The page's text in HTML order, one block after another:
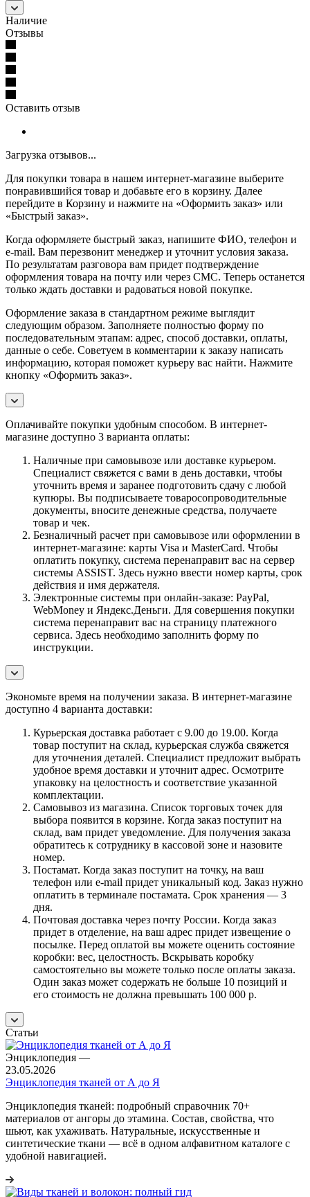
Наличие
Отзывы
Оставить отзыв
Загрузка отзывов...
Для покупки товара в нашем интернет-магазине выберите
понравившийся товар и добавьте его в корзину. Далее
перейдите в Корзину и нажмите на «Оформить заказ» или
«Быстрый заказ».
Когда оформляете быстрый заказ, напишите ФИО, телефон и
e-mail. Вам перезвонит менеджер и уточнит условия заказа.
По результатам разговора вам придет подтверждение
оформления товара на почту или через СМС. Теперь останется
только ждать доставки и радоваться новой покупке.
Оформление заказа в стандартном режиме выглядит
следующим образом. Заполняете полностью форму по
последовательным этапам: адрес, способ доставки, оплаты,
данные о себе. Советуем в комментарии к заказу написать
информацию, которая поможет курьеру вас найти. Нажмите
кнопку «Оформить заказ».
Оплачивайте покупки удобным способом. В интернет-
магазине доступно 3 варианта оплаты:
Наличные при самовывозе или доставке курьером.
Специалист свяжется с вами в день доставки, чтобы
уточнить время и заранее подготовить сдачу с любой
купюры. Вы подписываете товаросопроводительные
документы, вносите денежные средства, получаете
товар и чек.
Безналичный расчет при самовывозе или оформлении в
интернет-магазине: карты Visa и MasterCard. Чтобы
оплатить покупку, система перенаправит вас на сервер
системы ASSIST. Здесь нужно ввести номер карты, срок
действия и имя держателя.
Электронные системы при онлайн-заказе: PayPal,
WebMoney и Яндекс.Деньги. Для совершения покупки
система перенаправит вас на страницу платежного
сервиса. Здесь необходимо заполнить форму по
инструкции.
Экономьте время на получении заказа. В интернет-магазине
доступно 4 варианта доставки:
Курьерская доставка работает с 9.00 до 19.00. Когда
товар поступит на склад, курьерская служба свяжется
для уточнения деталей. Специалист предложит выбрать
удобное время доставки и уточнит адрес. Осмотрите
упаковку на целостность и соответствие указанной
комплектации.
Самовывоз из магазина. Список торговых точек для
выбора появится в корзине. Когда заказ поступит на
склад, вам придет уведомление. Для получения заказа
обратитесь к сотруднику в кассовой зоне и назовите
номер.
Постамат. Когда заказ поступит на точку, на ваш
телефон или e-mail придет уникальный код. Заказ нужно
оплатить в терминале постамата. Срок хранения — 3
дня.
Почтовая доставка через почту России. Когда заказ
придет в отделение, на ваш адрес придет извещение о
посылке. Перед оплатой вы можете оценить состояние
коробки: вес, целостность. Вскрывать коробку
самостоятельно вы можете только после оплаты заказа.
Один заказ может содержать не больше 10 позиций и
его стоимость не должна превышать 100 000 р.
Статьи
Энциклопедия —
23.05.2026
Энциклопедия тканей от А до Я
Энциклопедия тканей: подробный справочник 70+
материалов от ангоры до этамина. Состав, свойства, что
шьют, как ухаживать. Натуральные, искусственные и
синтетические ткани — всё в одном алфавитном каталоге с
удобной навигацией.